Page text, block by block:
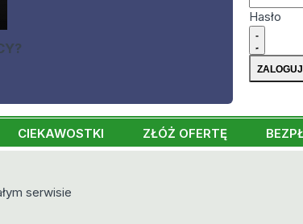
Hasło
CIEKAWOSTKI ZŁÓŻ OFERTĘ
serwisie